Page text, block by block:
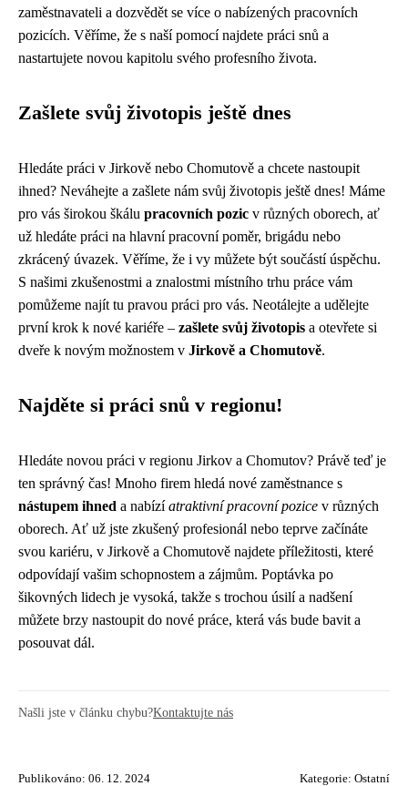
zaměstnavateli a dozvědět se více o nabízených pracovních
pozicích. Věříme, že s naší pomocí najdete práci snů a
nastartujete novou kapitolu svého profesního života.
Zašlete svůj životopis ještě dnes
Hledáte práci v Jirkově nebo Chomutově a chcete nastoupit
ihned? Neváhejte a zašlete nám svůj životopis ještě dnes! Máme
pro vás širokou škálu pracovních pozic v různých oborech, ať
už hledáte práci na hlavní pracovní poměr, brigádu nebo
zkrácený úvazek. Věříme, že i vy můžete být součástí úspěchu.
S našimi zkušenostmi a znalostmi místního trhu práce vám
pomůžeme najít tu pravou práci pro vás. Neotálejte a udělejte
první krok k nové kariéře – zašlete svůj životopis a otevřete si
dveře k novým možnostem v Jirkově a Chomutově.
Najděte si práci snů v regionu!
Hledáte novou práci v regionu Jirkov a Chomutov? Právě teď je
ten správný čas! Mnoho firem hledá nové zaměstnance s
nástupem ihned a nabízíatraktivní pracovní pozice v různých
oborech. Ať už jste zkušený profesionál nebo teprve začínáte
svou kariéru, v Jirkově a Chomutově najdete příležitosti, které
odpovídají vašim schopnostem a zájmům. Poptávka po
šikovných lidech je vysoká, takže s trochou úsilí a nadšení
můžete brzy nastoupit do nové práce, která vás bude bavit a
posouvat dál.
Našli jste v článku chybu?Kontaktujte nás
Publikováno: 06. 12. 2024 Kategorie: Ostatní